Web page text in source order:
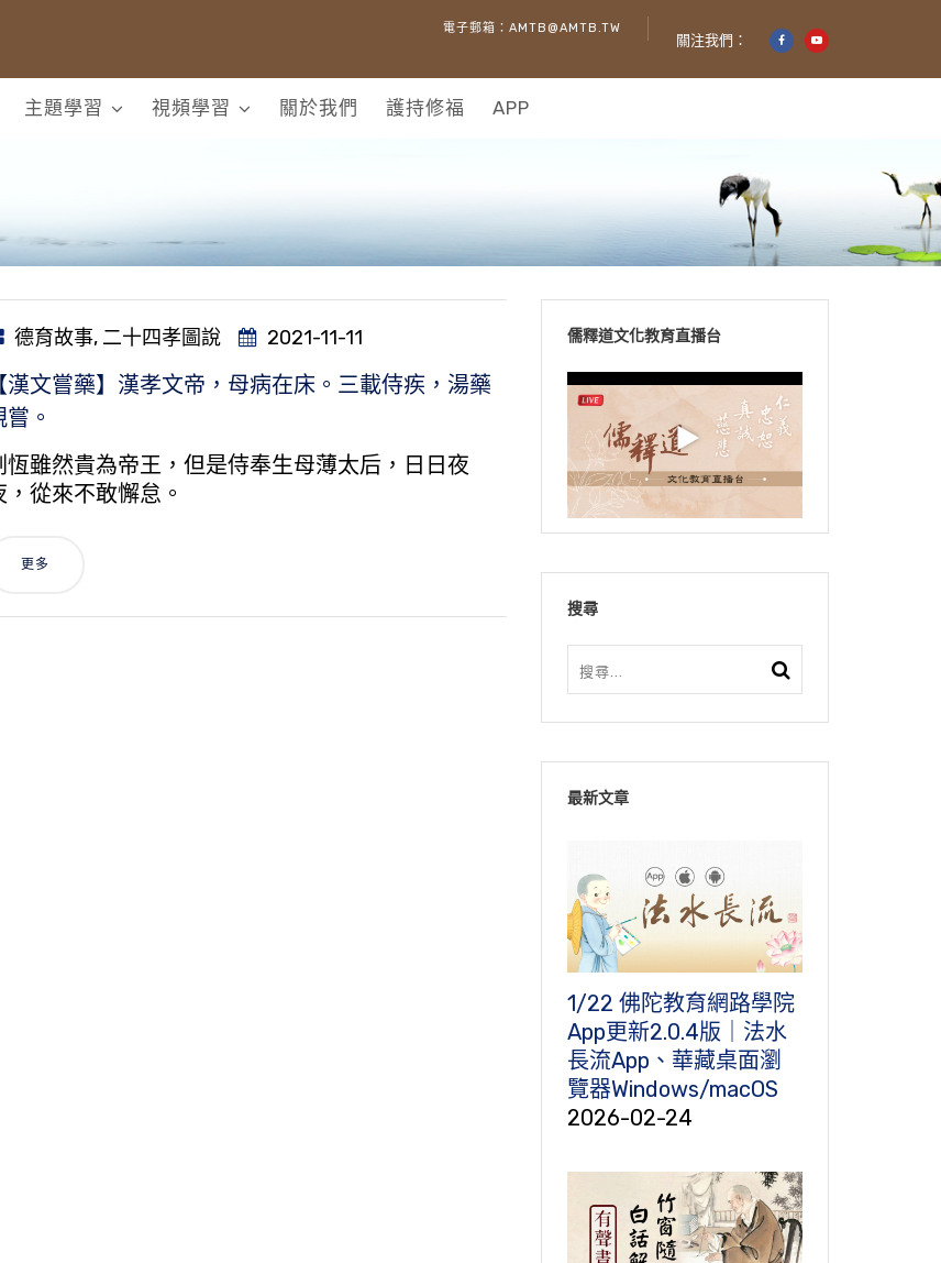
電子郵箱：AMTB@AMTB.TW
關注我們：
主題學習 視頻學習 關於我們 護持修福 APP
德育故事, 二十四孝圖說 2021-11-11
【漢文嘗藥】漢孝文帝，母病在床。三載侍疾，湯藥
。
恆雖然貴為帝王，但是侍奉生母薄太后，日日夜
，從來不敢懈怠。
更多
儒釋道文化教育直播台
搜尋
最新文章
1/22 佛陀教育網路學院
App更新2.0.4版｜法水
長流App、華藏桌面瀏
覽器Windows/macOS
2026-02-24